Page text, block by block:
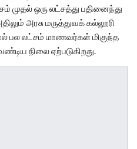
முதல் ஒரு லட்சத்து பதினைந்து
அரசு மருத்துவக் கல்லூரி
பல லட்சம் மாணவர்கள் மிகுந்த
நிலை ஏற்படுகிறது.